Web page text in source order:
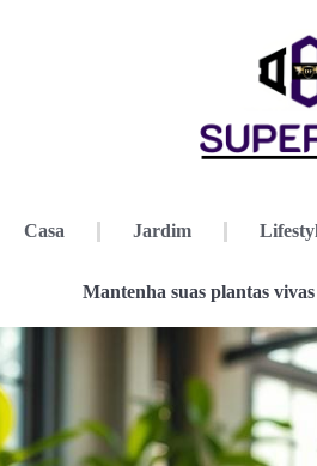
Casa Jardim
Mantenha suas plantas